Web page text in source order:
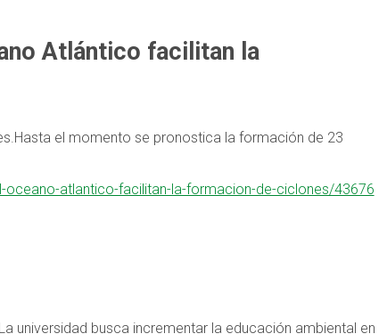
Atlántico facilitan la
el momento se pronostica la formación de 23
atlantico-facilitan-la-formacion-de-ciclones/43676
universidad busca incrementar la educación ambiental en